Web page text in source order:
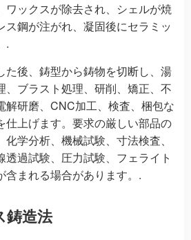
ワックスが除去され、シェルが焼
ス鋼が注がれ、凝固後にセラミッ
.
た後、鋳型から鋳物を切断し、湯
、ブラスト処理、研削、矯正、不
解研磨、CNC加工、検査、梱包な
仕上げます。要求の厳しい部品の
学分析、機械試験、寸法検査、
過試験、圧力試験、フェライト
含まれる場合があります。.
鋳造法